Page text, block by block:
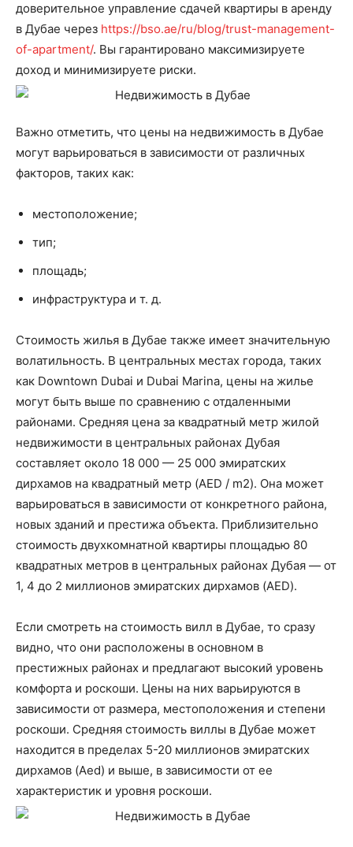
доверительное управление сдачей квартиры в аренду
в Дубае через https://bso.ae/ru/blog/trust-management-
of-apartment/. Вы гарантировано максимизируете
доход и минимизируете риски.
Важно отметить, что цены на недвижимость в Дубае
могут варьироваться в зависимости от различных
факторов, таких как:
местоположение;
тип;
площадь;
инфраструктура и т. д.
Стоимость жилья в Дубае также имеет значительную
волатильность. В центральных местах города, таких
как Downtown Dubai и Dubai Marina, цены на жилье
могут быть выше по сравнению с отдаленными
районами. Средняя цена за квадратный метр жилой
недвижимости в центральных районах Дубая
составляет около 18 000 — 25 000 эмиратских
дирхамов на квадратный метр (AED / m2). Она может
варьироваться в зависимости от конкретного района,
новых зданий и престижа объекта. Приблизительно
стоимость двухкомнатной квартиры площадью 80
квадратных метров в центральных районах Дубая — от
1, 4 до 2 миллионов эмиратских дирхамов (AED).
Если смотреть на стоимость вилл в Дубае, то сразу
видно, что они расположены в основном в
престижных районах и предлагают высокий уровень
комфорта и роскоши. Цены на них варьируются в
зависимости от размера, местоположения и степени
роскоши. Средняя стоимость виллы в Дубае может
находится в пределах 5-20 миллионов эмиратских
дирхамов (Aed) и выше, в зависимости от ее
характеристик и уровня роскоши.